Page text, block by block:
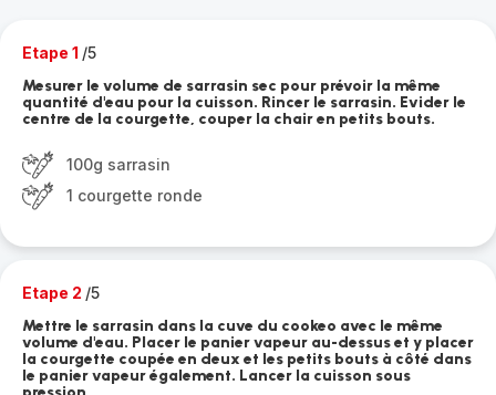
Etape 1 /5
Mesurer le volume de sarrasin sec pour prévoir la même
quantité d'eau pour la cuisson. Rincer le sarrasin. Evider le
centre de la courgette, couper la chair en petits bouts.
100g sarrasin
1 courgette ronde
Etape 2 /5
Mettre le sarrasin dans la cuve du cookeo avec le même
volume d'eau. Placer le panier vapeur au-dessus et y placer
la courgette coupée en deux et les petits bouts à côté dans
le panier vapeur également. Lancer la cuisson sous